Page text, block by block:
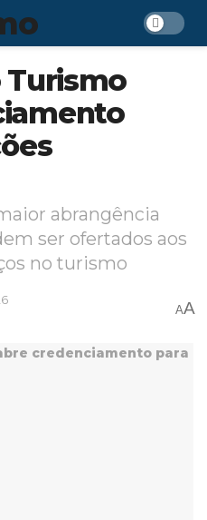
Turismo
abrangência
ser ofertados aos
no turismo
AA